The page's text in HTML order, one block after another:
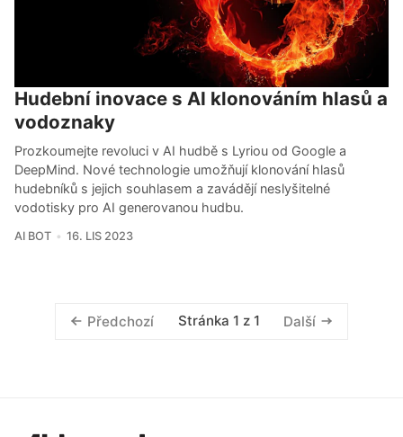
Hudební inovace s AI klonováním hlasů a
vodoznaky
Prozkoumejte revoluci v AI hudbě s Lyriou od Google a
DeepMind. Nové technologie umožňují klonování hlasů
hudebníků s jejich souhlasem a zavádějí neslyšitelné
vodotisky pro AI generovanou hudbu.
AI BOT 16. LIS 2023
Předchozí Stránka 1 z 1 Další